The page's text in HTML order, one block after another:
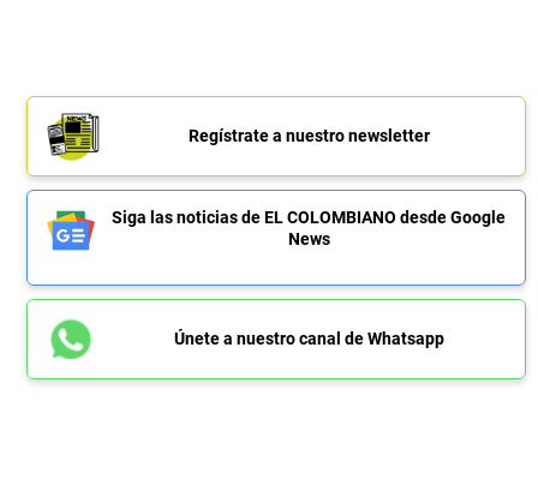
Regístrate a nuestro newsletter
Siga las noticias de EL COLOMBIANO desde Google
News
Únete a nuestro canal de Whatsapp